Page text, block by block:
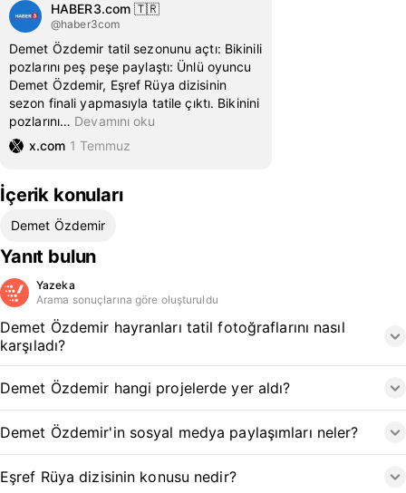
HABER3.com 🇹🇷
@haber3com
Demet Özdemir tatil sezonunu açtı: Bikinili
pozlarını peş peşe paylaştı: Ünlü oyuncu
Demet Özdemir, Eşref Rüya dizisinin
sezon finali yapmasıyla tatile çıktı. Bikinini
pozlarını… Devamını oku
x.com 1 Temmuz
İçerik konuları
Demet Özdemir
Yanıt bulun
Yazeka
Arama sonuçlarına göre oluşturuldu
Demet Özdemir hayranları tatil fotoğraflarını nasıl
karşıladı?
Demet Özdemir hangi projelerde yer aldı?
Demet Özdemir'in sosyal medya paylaşımları neler?
Eşref Rüya dizisinin konusu nedir?